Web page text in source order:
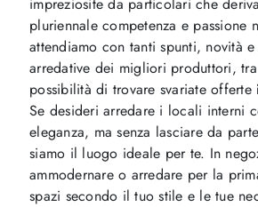
pluriennale competenza e passione
attendiamo con tanti spunti, novità
arredative dei migliori produttori,
possibilità di trovare svariate offerte
Se desideri arredare i locali interni
eleganza, ma senza lasciare da
siamo il luogo ideale per te. In
ammodernare o arredare per la
spazi secondo il tuo stile e le tue